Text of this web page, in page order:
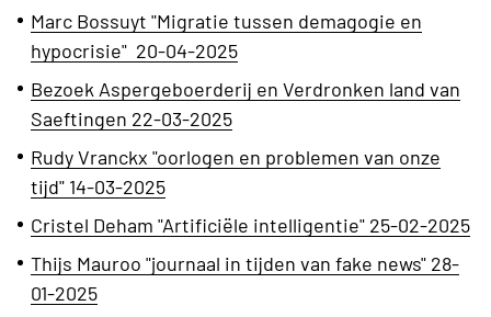
Marc Bossuyt "Migratie tussen demagogie en
hypocrisie" 20-04-2025
Bezoek Aspergeboerderij en Verdronken land van
Saeftingen 22-03-2025
Rudy Vranckx "oorlogen en problemen van onze
tijd" 14-03-2025
Cristel Deham "Artificiële intelligentie" 25-02-2025
Thijs Mauroo "journaal in tijden van fake news" 28-
01-2025